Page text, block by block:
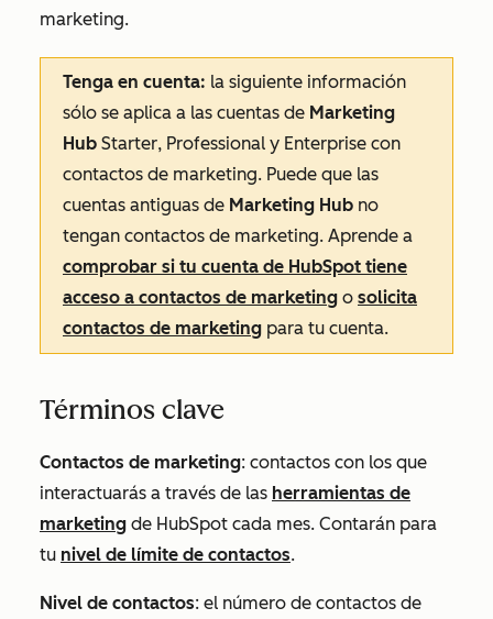
marketing.
Tenga en cuenta: la siguiente información
sólo se aplica a las cuentas de Marketing
Hub Starter, Professional y Enterprise con
contactos de marketing. Puede que las
cuentas antiguas de Marketing Hub no
tengan contactos de marketing. Aprende a
comprobar si tu cuenta de HubSpot tiene
acceso a contactos de marketing o solicita
contactos de marketing para tu cuenta.
Términos clave
Contactos de marketing: contactos con los que
interactuarás a través de las herramientas de
marketing de HubSpot cada mes. Contarán para
tu nivel de límite de contactos.
Nivel de contactos: el número de contactos de